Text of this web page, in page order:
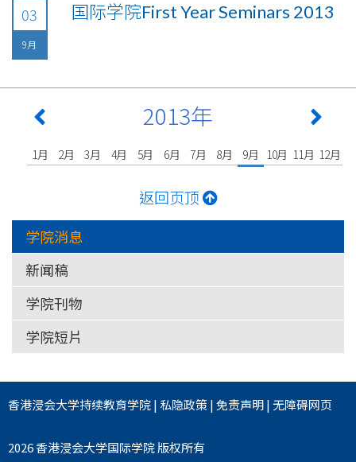
03
9月
国际学院First Year Seminars 2013
2013年
1月 2月 3月 4月 5月 6月 7月 8月 9月 10月 11月 12月
返回页顶
学院消息
新闻稿
学院刊物
学院短片
香港浸会大学持续教育学院| 私隐政策|免责声明|无障碍网页
2026 香港浸会大学国际学院 版权所有